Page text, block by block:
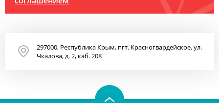
297000, Республика Крым, пгт. Красногвардейское, ул.
Чкалова, д. 2, каб. 208